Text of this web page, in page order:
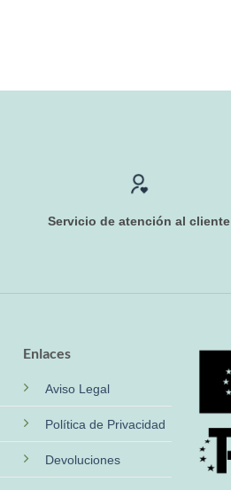
Servicio de atención al cliente
Enlaces
Aviso Legal
Política de Privacidad
Devoluciones